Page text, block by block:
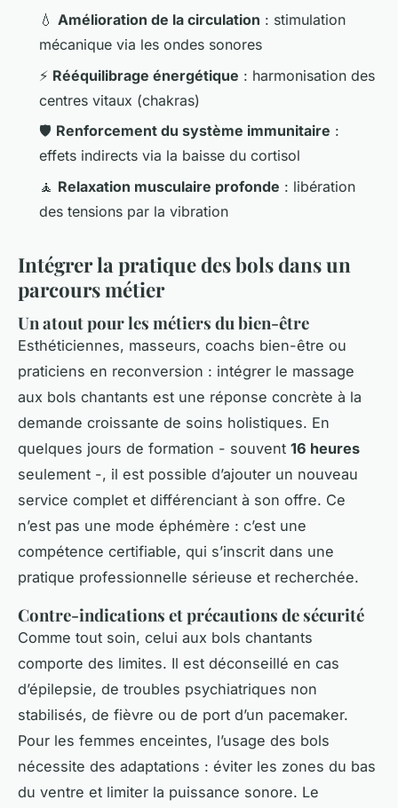
💧 Amélioration de la circulation : stimulation
mécanique via les ondes sonores
⚡ Rééquilibrage énergétique : harmonisation des
centres vitaux (chakras)
🛡️ Renforcement du système immunitaire :
effets indirects via la baisse du cortisol
🧘 Relaxation musculaire profonde : libération
des tensions par la vibration
Intégrer la pratique des bols dans un
parcours métier
Un atout pour les métiers du bien-être
Esthéticiennes, masseurs, coachs bien-être ou
praticiens en reconversion : intégrer le massage
aux bols chantants est une réponse concrète à la
demande croissante de soins holistiques. En
quelques jours de formation - souvent 16 heures
seulement -, il est possible d’ajouter un nouveau
service complet et différenciant à son offre. Ce
n’est pas une mode éphémère : c’est une
compétence certifiable, qui s’inscrit dans une
pratique professionnelle sérieuse et recherchée.
Contre-indications et précautions de sécurité
Comme tout soin, celui aux bols chantants
comporte des limites. Il est déconseillé en cas
d’épilepsie, de troubles psychiatriques non
stabilisés, de fièvre ou de port d’un pacemaker.
Pour les femmes enceintes, l’usage des bols
nécessite des adaptations : éviter les zones du bas
du ventre et limiter la puissance sonore. Le